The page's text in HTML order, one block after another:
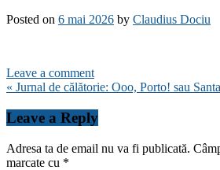
Posted on 6 mai 2026 by Claudius Dociu
Leave a comment
Navigare
în
articole
« Jurnal de călătorie: Ooo, Porto! sau
Leave a Reply
Adresa ta de email nu va fi publicată.
marcate cu *